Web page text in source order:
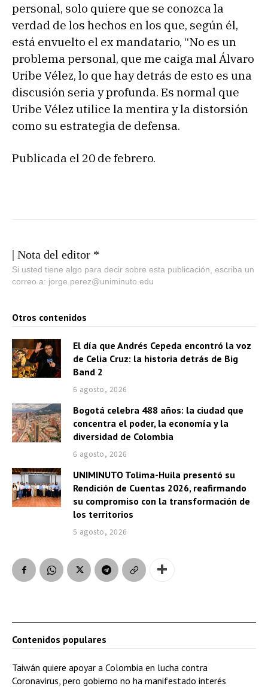
i
o
personal, solo quiere que se conozca la
verdad de los hechos en los que, según él,
está envuelto el ex mandatario, “No es un
problema personal, que me caiga mal Álvaro
Uribe Vélez, lo que hay detrás de esto es una
discusión seria y profunda. Es normal que
Uribe Vélez utilice la mentira y la distorsión
como su estrategia de defensa.
Publicada el 20 de febrero.
| Nota del editor *
Si usted tiene algo para decir sobre esta publicación, escriba un
correo a: jorge.perez@uniminuto.edu
Otros contenidos
El día que Andrés Cepeda encontró la voz
de Celia Cruz: la historia detrás de Big
Band 2
6 agosto, 2026
Bogotá celebra 488 años: la ciudad que
concentra el poder, la economía y la
diversidad de Colombia
6 agosto, 2026
UNIMINUTO Tolima-Huila presentó su
Rendición de Cuentas 2026, reafirmando
su compromiso con la transformación de
los territorios
5 agosto, 2026
Contenidos populares
Taiwán quiere apoyar a Colombia en lucha contra
Coronavirus, pero gobierno no ha manifestado interés